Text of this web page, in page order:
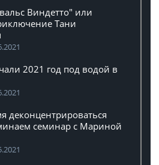
Виндетто" или
Тани
2021 год под водой в
деконцентрироваться
семинар с Мариной